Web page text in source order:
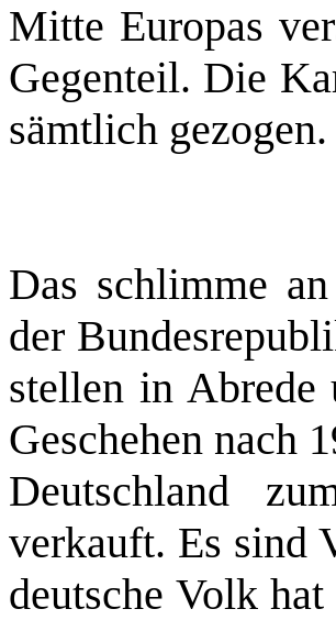
Mitte Europas
Gegenteil. Die
sämtlich gezogen.
Das schlimme
der
stellen in Abrede
Geschehen nach
Deutschland
verkauft. Es sind
deutsche Volk